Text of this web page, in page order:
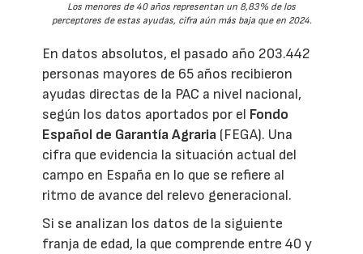
Los menores de 40 años representan un 8,83% de los
perceptores de estas ayudas, cifra aún más baja que en 2024.
En datos absolutos, el pasado año 203.442
personas mayores de 65 años recibieron
ayudas directas de la PAC a nivel nacional,
según los datos aportados por el Fondo
Español de Garantía Agraria (FEGA). Una
cifra que evidencia la situación actual del
campo en España en lo que se refiere al
ritmo de avance del relevo generacional.
Si se analizan los datos de la siguiente
franja de edad, la que comprende entre 40 y